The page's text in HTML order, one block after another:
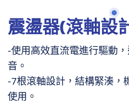
震盪器(滾軸設
-使用高效直流電進行驅動
音。
-7根滾軸設計，結構緊湊，
使用。